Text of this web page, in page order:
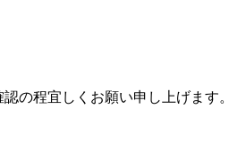
の程宜しくお願い申し上げます。